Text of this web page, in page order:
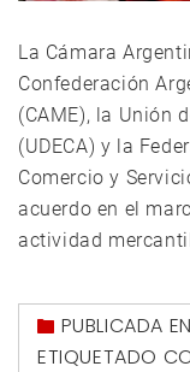
La Cámara
Confederación
(CAME), la Unión
(UDECA) y la
Comercio y
acuerdo en el
actividad
PUBLICADA
ETIQUETADO